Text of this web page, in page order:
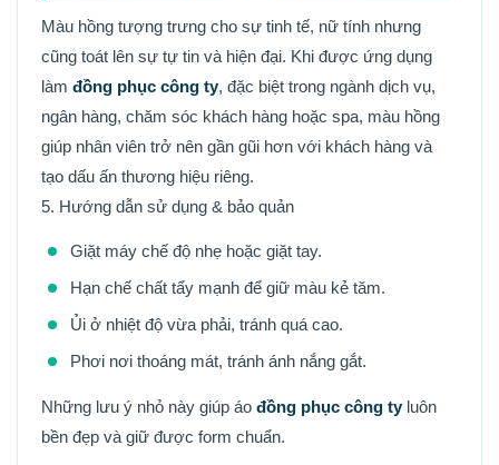
Màu hồng tượng trưng cho sự tinh tế, nữ tính nhưng
cũng toát lên sự tự tin và hiện đại. Khi được ứng dụng
làm đồng phục công ty, đặc biệt trong ngành dịch vụ,
ngân hàng, chăm sóc khách hàng hoặc spa, màu hồng
giúp nhân viên trở nên gần gũi hơn với khách hàng và
tạo dấu ấn thương hiệu riêng.
5. Hướng dẫn sử dụng & bảo quản
Giặt máy chế độ nhẹ hoặc giặt tay.
Hạn chế chất tẩy mạnh để giữ màu kẻ tăm.
Ủi ở nhiệt độ vừa phải, tránh quá cao.
Phơi nơi thoáng mát, tránh ánh nắng gắt.
Những lưu ý nhỏ này giúp áo đồng phục công ty luôn
bền đẹp và giữ được form chuẩn.